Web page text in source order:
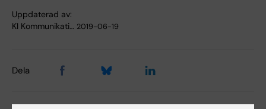
Uppdaterad av:
KI Kommunikati… 2019-06-19
Dela